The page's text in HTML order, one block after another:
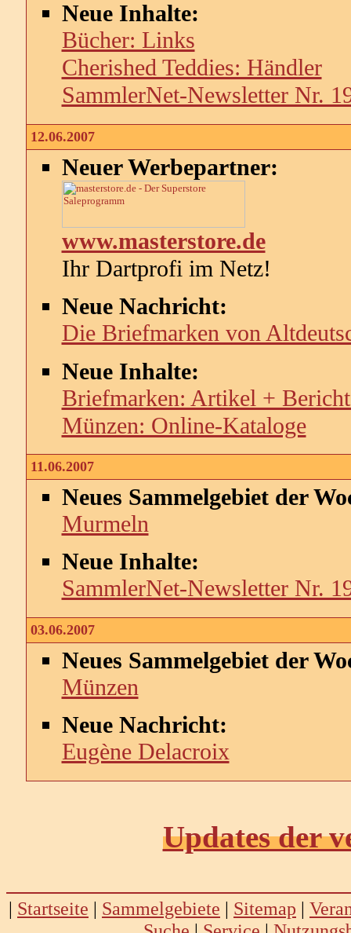
Neue Inhalte:
Bücher: Links
Cherished Teddies: Händler
SammlerNet-Newsletter Nr.
12.06.2007
Neuer Werbepartner:
www.masterstore.de
Ihr Dartprofi im Netz!
Neue Nachricht:
Die Briefmarken von
Neue Inhalte:
Briefmarken: Artikel +
Münzen: Online-Kataloge
11.06.2007
Neues Sammelgebiet der
Murmeln
Neue Inhalte:
SammlerNet-Newsletter Nr.
03.06.2007
Neues Sammelgebiet der
Münzen
Neue Nachricht:
Eugène Delacroix
Updates der
| Startseite | Sammelgebiete | Sitemap |